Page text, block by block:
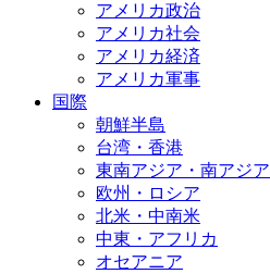
アメリカ政治
アメリカ社会
アメリカ経済
アメリカ軍事
国際
朝鮮半島
台湾・香港
東南アジア・南アジア
欧州・ロシア
北米・中南米
中東・アフリカ
オセアニア